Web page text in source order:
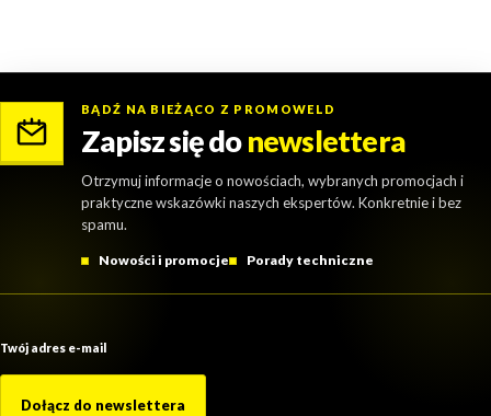
BĄDŹ NA BIEŻĄCO Z PROMOWELD
Zapisz się donewslettera
Otrzymuj informacje o nowościach, wybranych promocjach i
praktyczne wskazówki naszych ekspertów. Konkretnie i bez
spamu.
Nowości i promocje Porady techniczne
Twój adres e-mail
Dołącz do newslettera